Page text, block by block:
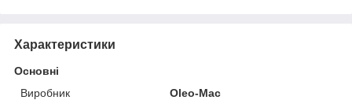
Характеристики
Основні
Виробник
Oleo-Mac